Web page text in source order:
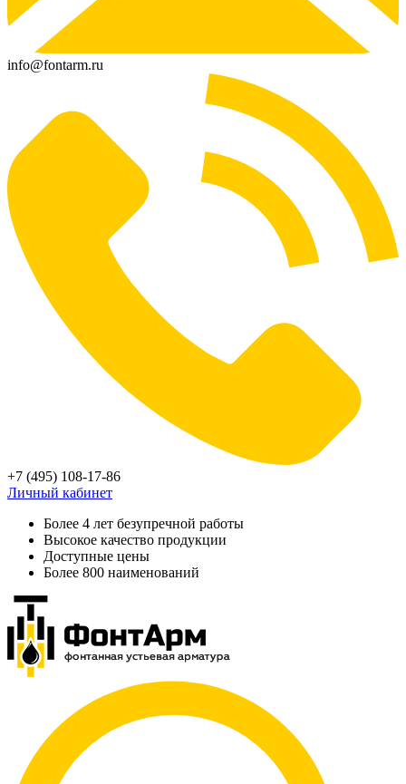
info@fontarm.ru
+7 (495) 108-17-86
Личный кабинет
Более 4 лет безупречной работы
Высокое качество продукции
Доступные цены
Более 800 наименований